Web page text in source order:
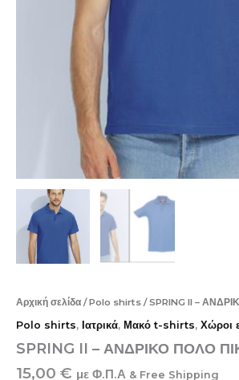
Αρχική σελίδα /Polo shirts / SPRING II –
Polo shirts, Ιατρικά, Μακό t-shirts, Χώροι
SPRING II – ΑΝΔΡΙΚΟ ΠΟΛΟ
15,00 € με Φ.Π.Α & Free Shipping